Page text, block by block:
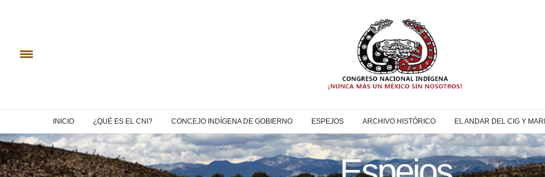
INICIO ¿QUÉ ES EL CNI? CONCEJO INDÍGENA DE GOBIERNO ESPEJOS ARCHIVO HISTÓRICO EL ANDAR DEL CIG Y